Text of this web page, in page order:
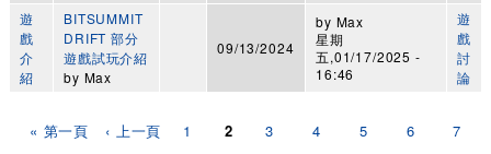
遊
戲
介
紹
BITSUMMIT
DRIFT 部分
遊戲試玩介紹
by Max
09/13/2024
by Max
星期
五,01/17/2025 -
16:46
遊
戲
討
論
頁面« 第一頁 ‹ 上一頁 1 2 3 4 5 6 7